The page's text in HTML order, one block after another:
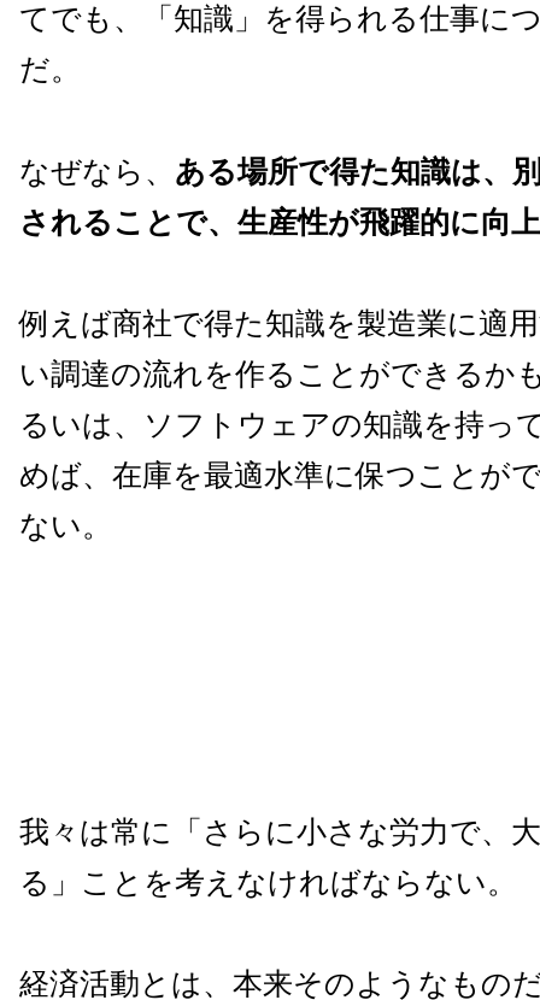
てでも、「知識」を得られる仕事に
だ。
なぜなら、 ある場所で得た知識は、
されることで、生産性が飛躍的に向
例えば商社で得た知識を製造業に適
い調達の流れを作ることができるか
るいは、ソフトウェアの知識を持っ
めば、在庫を最適水準に保つことが
ない。
我々は常に
「さらに小さな労力で、
る」ことを考えなければならない。
経済活動とは、本来そのようなもの